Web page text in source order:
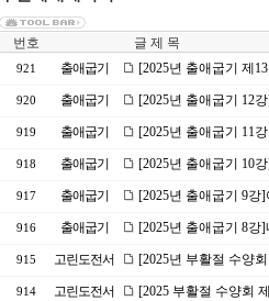
번호 글 제 목
921 출애굽기 [2025년 출애굽기 제
920 출애굽기 [2025년 출애굽기 12
919 출애굽기 [2025년 출애굽기 11
918 출애굽기 [2025년 출애굽기 10
917 출애굽기 [2025년 출애굽기 9
916 출애굽기 [2025년 출애굽기 8강
915 고린도전서 [2025년 부활절 수양
914 고린도전서 [2025 부활절 수양회